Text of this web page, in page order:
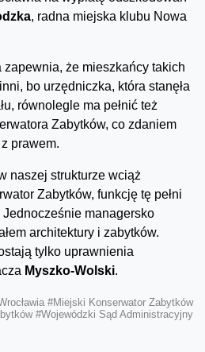
, radna miejska klubu Nowa
zapewnia, że mieszkańcy takich
bo urzędniczka, która stanęła
równolegle ma pełnić też
Zabytków, co zdaniem
prawem.
naszej strukturze wciąż
Zabytków, funkcję tę pełni
managersko
architektury i zabytków.
tylko uprawnienia
Myszko-Wolski.
#Miejski Konserwator Zabytków
#Wojewódzki Sąd Administracyjny